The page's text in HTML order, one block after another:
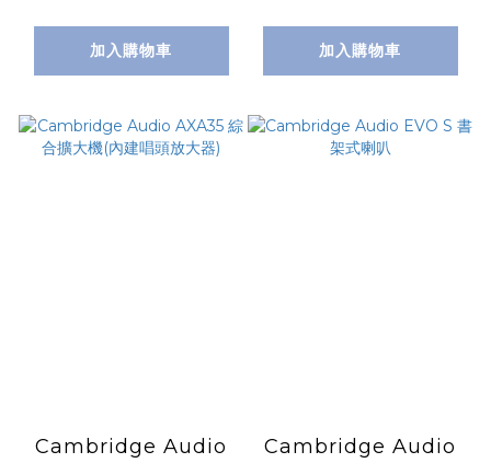
加入購物車 加入購物車
Cambridge Audio
Cambridge Audio